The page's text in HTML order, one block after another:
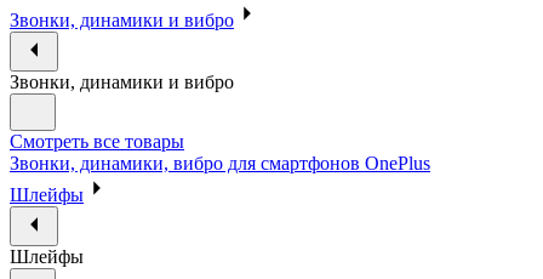
Звонки, динамики и вибро
Звонки, динамики и вибро
Смотреть все товары
Звонки, динамики, вибро для смартфонов OnePlus
Шлейфы
Шлейфы